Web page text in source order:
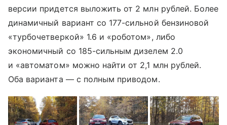
версии придется выложить от 2 млн рублей. Более
динамичный вариант со 177-сильной бензиновой
«турбочетверкой» 1.6 и «роботом», либо
экономичный со 185-сильным дизелем 2.0
и «автоматом» можно найти от 2,1 млн рублей.
Оба варианта — с полным приводом.